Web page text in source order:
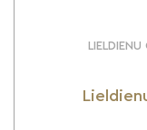
LIELDIENU